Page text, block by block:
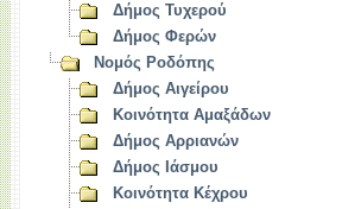
Δήμος Τυχερού
Δήμος Φερών
Νομός Ροδόπης
Δήμος Αιγείρου
Κοινότητα Αμαξάδων
Δήμος Αρριανών
Δήμος Ιάσμου
Κοινότητα Κέχρου